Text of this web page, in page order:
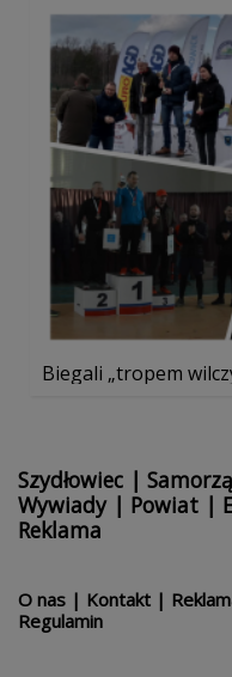
Biegali „tropem
Szydłowiec |
Wywiady| Powiat |
Reklama
O nas | Kontakt |
Regulamin